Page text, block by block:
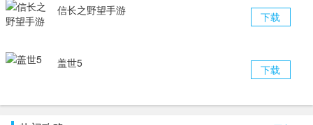
下载
信长之野望手游
下载
盖世5